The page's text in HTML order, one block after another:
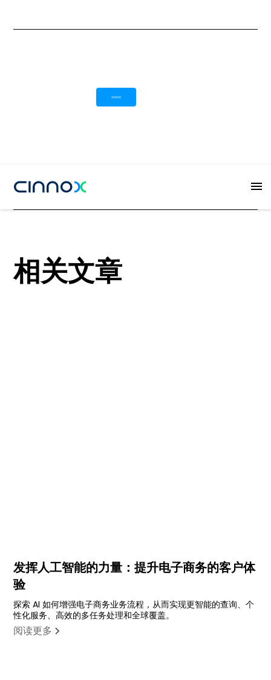
在线咨询
相关文章
发挥人工智能的力量：提升电子商务的客户体
验
探索 AI 如何增强电子商务业务流程，从而实现更智能的查询、个
性化服务、高效的多任务处理和全球覆盖。
阅读更多